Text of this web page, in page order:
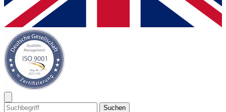
Suchen